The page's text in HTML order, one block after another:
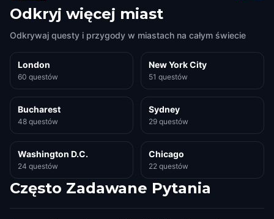
Odkryj więcej miast
Odkrywaj questy i przygody w miastach na całym świecie
London
60 questów
New York City
51 questów
Bucharest
48 questów
Sydney
29 questów
Washington D.C.
24 questów
Chicago
22 questów
Często Zadawane Pytania